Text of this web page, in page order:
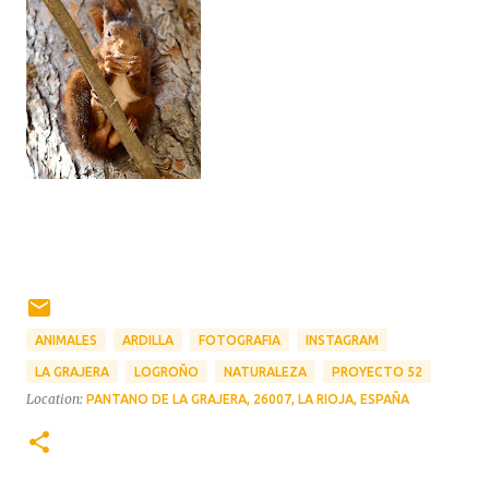
ANIMALES ARDILLA FOTOGRAFIA INSTAGRAM
LA GRAJERA LOGROÑO NATURALEZA PROYECTO 52
Location: PANTANO DE LA GRAJERA, 26007, LA RIOJA, ESPAÑA